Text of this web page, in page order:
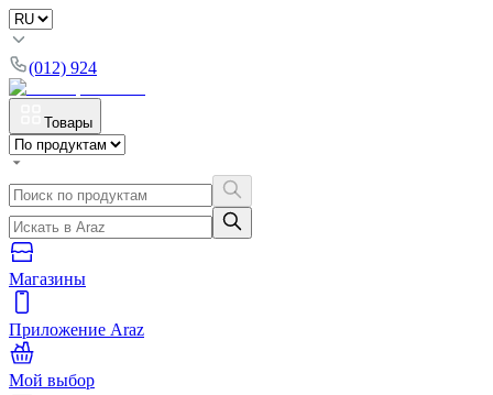
(012) 924
Товары
Магазины
Приложение Araz
Мой выбор